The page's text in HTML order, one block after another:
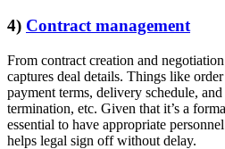
4) Contract management
From contract creation and
captures deal details. Things like
payment terms, delivery schedule, and
termination, etc. Given that it’s a
essential to have appropriate
helps legal sign off without delay.